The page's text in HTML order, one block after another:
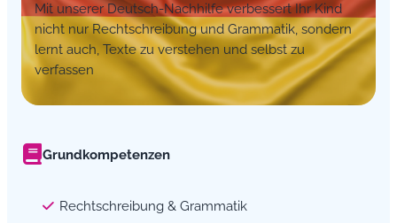
Mit unserer Deutsch-Nachhilfe verbessert Ihr Kind
nicht nur Rechtschreibung und Grammatik, sondern
lernt auch, Texte zu verstehen und selbst zu
verfassen
Grundkompetenzen
Rechtschreibung & Grammatik